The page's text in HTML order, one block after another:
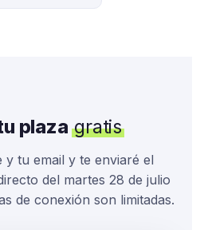
plazagratis
y tu email y te enviaré el
del martes 28 de julio
de conexión son limitadas.